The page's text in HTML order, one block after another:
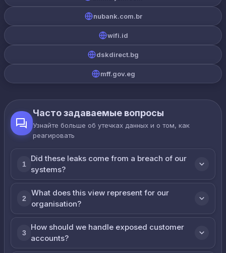
nubank.com.br
wifi.id
dskdirect.bg
mff.gov.eg
Часто задаваемые вопросы
Узнайте больше об утечках данных и о том, как
реагировать
1
Did these leaks come from a breach of our
systems?
2
What does this view represent for our
organisation?
3
How should we handle exposed customer
accounts?